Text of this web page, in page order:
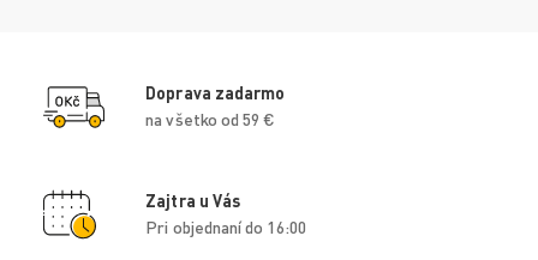
Doprava zadarmo
na všetko od 59 €
Zajtra u Vás
Pri objednaní do 16:00